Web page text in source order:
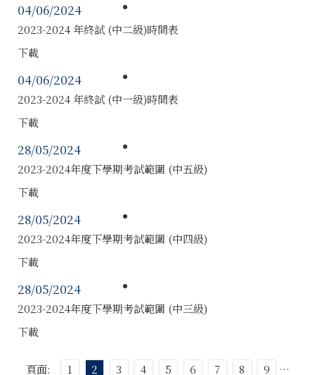
04/06/2024
2023-2024 年終試 (中二級)時間表
下載
04/06/2024
2023-2024 年終試 (中一級)時間表
下載
28/05/2024
2023-2024年度下學期考試範圍 (中五級)
下載
28/05/2024
2023-2024年度下學期考試範圍 (中四級)
下載
28/05/2024
2023-2024年度下學期考試範圍 (中三級)
下載
頁面: 1 2 3 4 5 6 7 8 9 …